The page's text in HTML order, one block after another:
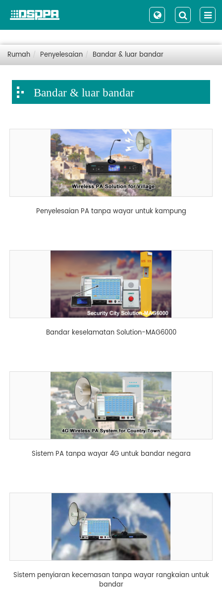
Rumah Penyelesaian Bandar & luar bandar
Bandar & luar bandar
Penyelesaian PA tanpa wayar untuk kampung
Bandar keselamatan Solution-MAG6000
Sistem PA tanpa wayar 4G untuk bandar negara
Sistem penyiaran kecemasan tanpa wayar rangkaian untuk
bandar